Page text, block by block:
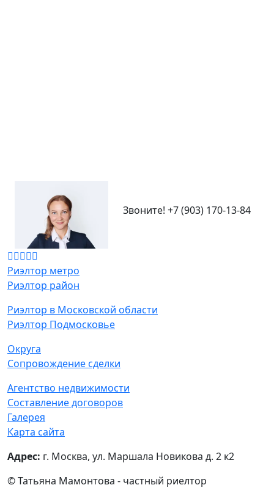
Звоните! +7 (903) 170-13-84
Риэлтор метро
Риэлтор район
Риэлтор в Московской области
Риэлтор Подмосковье
Округа
Сопровождение сделки
Агентство недвижимости
Составление договоров
Галерея
Карта сайта
Адрес: г. Москва, ул. Маршала Новикова д. 2 к2
© Татьяна Мамонтова - частный риелтор